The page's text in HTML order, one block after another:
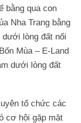
bằng qua con
Nha Trang bằng
lòng đất nối
Mùa – E-Land
dưới lòng đất
tổ chức các
cơ hội gặp mặt